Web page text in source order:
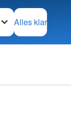
Alles klar